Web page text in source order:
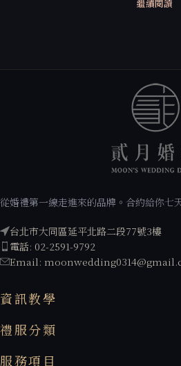
繼續閱讀
從婚禮第一線走進來的品牌。合約給你七
台北市大同區延平北路二段77號3樓
電話: 02-2591-9792
Email:
資訊教學
禮服分類
服務項目